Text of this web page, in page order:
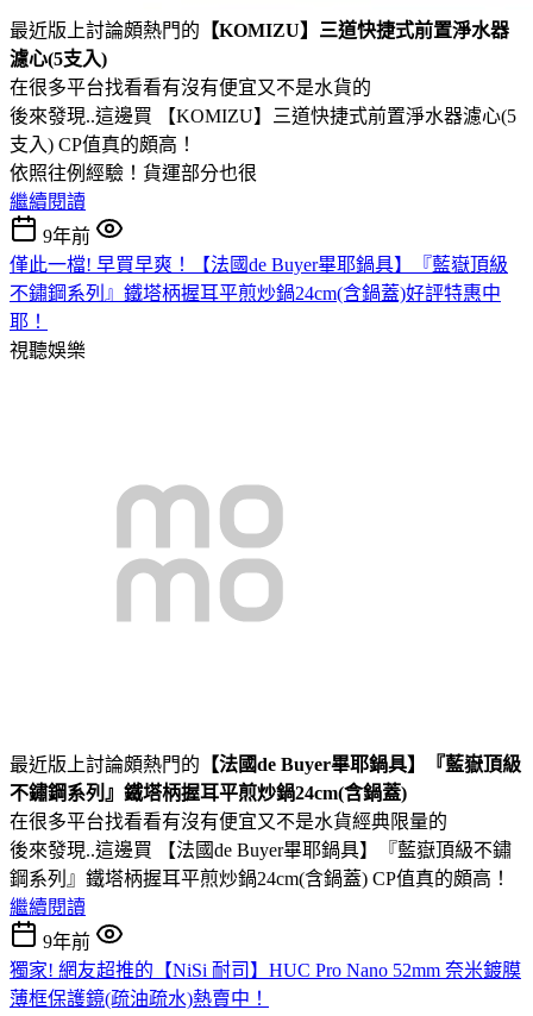
最近版上討論頗熱門的 【KOMIZU】三道快捷式前置淨水器
濾心(5支入)
在很多平台找看看有沒有便宜又不是水貨的
後來發現..這邊買 【KOMIZU】三道快捷式前置淨水器濾心(5
支入) CP值真的頗高！
依照往例經驗！貨運部分也很
繼續閱讀
9年前
僅此一檔! 早買早爽！【法國de Buyer畢耶鍋具】『藍嶽頂級
不鏽鋼系列』鐵塔柄握耳平煎炒鍋24cm(含鍋蓋)好評特惠中
耶！
視聽娛樂
最近版上討論頗熱門的 【法國de Buyer畢耶鍋具】『藍嶽頂級
不鏽鋼系列』鐵塔柄握耳平煎炒鍋24cm(含鍋蓋)
在很多平台找看看有沒有便宜又不是水貨經典限量的
後來發現..這邊買 【法國de Buyer畢耶鍋具】『藍嶽頂級不鏽
鋼系列』鐵塔柄握耳平煎炒鍋24cm(含鍋蓋) CP值真的頗高！
繼續閱讀
9年前
獨家! 網友超推的【NiSi 耐司】HUC Pro Nano 52mm 奈米鍍膜
薄框保護鏡(疏油疏水)熱賣中！